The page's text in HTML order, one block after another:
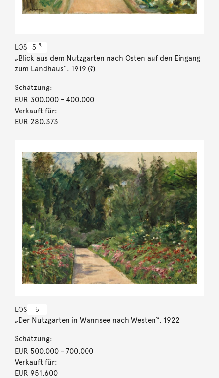
LOS 5 R
„Blick aus dem Nutzgarten nach Osten auf den Eingang
zum Landhaus“. 1919 (?)
Schätzung:
EUR 300.000- 400.000
Verkauft für:
EUR 280.373
LOS 5
„Der Nutzgarten in Wannsee nach Westen“. 1922
Schätzung:
EUR 500.000- 700.000
Verkauft für:
EUR 951.600